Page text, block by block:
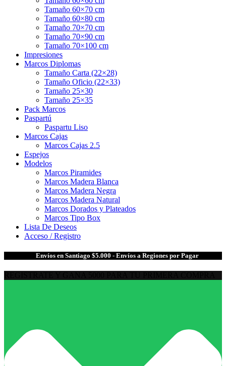
Tamaño 60×70 cm
Tamaño 60×80 cm
Tamaño 70×70 cm
Tamaño 70×90 cm
Tamaño 70×100 cm
Impresiones
Marcos Diplomas
Tamaño Carta (22×28)
Tamaño Oficio (22×33)
Tamaño 25×30
Tamaño 25×35
Pack Marcos
Paspartú
Paspartu Liso
Marcos Cajas
Marcos Cajas 2.5
Espejos
Modelos
Marcos Piramides
Marcos Madera Blanca
Marcos Madera Negra
Marcos Madera Natural
Marcos Dorados y Plateados
Marcos Tipo Box
Lista De Deseos
Acceso / Registro
Envíos en Santiago $5.000 - Envíos a Regiones por Pagar